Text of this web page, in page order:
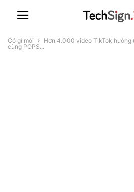
Có gì mới
Hơn 4.000 video TikTok hưởng
cùng POPS...